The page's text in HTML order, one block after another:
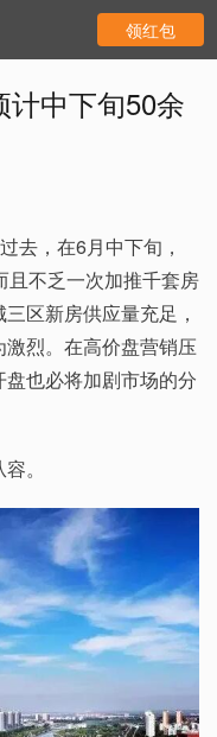
领红包
中下旬50余
去，在6月中下旬，
且不乏一次加推千套房
区新房供应量充足，
烈。在高价盘营销压
也必将加剧市场的分
。